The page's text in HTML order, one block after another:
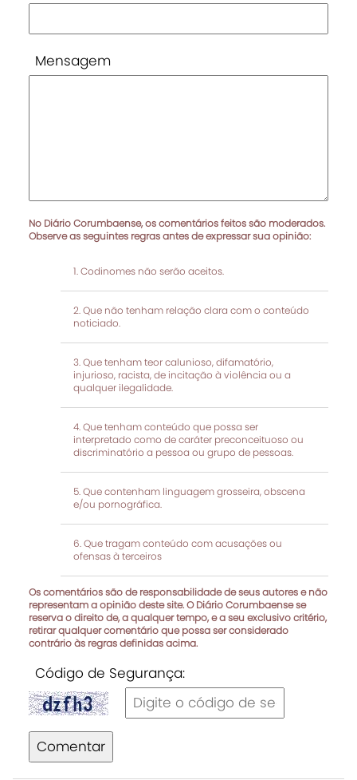
Mensagem
No Diário Corumbaense, os comentários feitos são moderados.
Observe as seguintes regras antes de expressar sua opinião:
Codinomes não serão aceitos.
Que não tenham relação clara com o conteúdo
noticiado.
Que tenham teor calunioso, difamatório,
injurioso, racista, de incitação à violência ou a
qualquer ilegalidade.
Que tenham conteúdo que possa ser
interpretado como de caráter preconceituoso ou
discriminatório a pessoa ou grupo de pessoas.
Que contenham linguagem grosseira, obscena
e/ou pornográfica.
Que tragam conteúdo com acusações ou
ofensas à terceiros
Os comentários são de responsabilidade de seus autores e não
representam a opinião deste site. O Diário Corumbaense se
reserva o direito de, a qualquer tempo, e a seu exclusivo critério,
retirar qualquer comentário que possa ser considerado
contrário às regras definidas acima.
Código de Segurança:
Comentar